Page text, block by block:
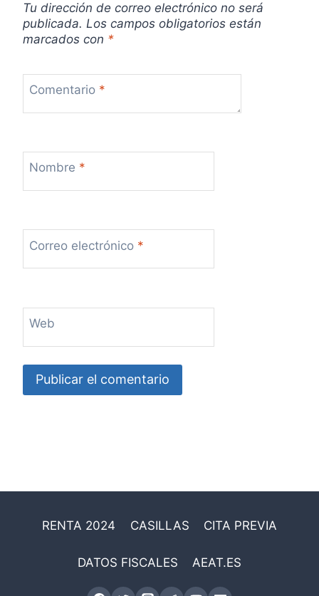
Tu dirección de correo electrónico no será
publicada. Los campos obligatorios están
marcados con *
Comentario *
Nombre *
Correo electrónico *
Web
RENTA 2024 CASILLAS CITA PREVIA
DATOS FISCALES AEAT.ES